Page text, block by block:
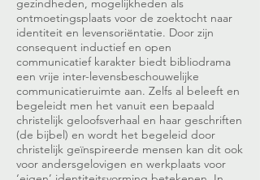
gezindheden, mogelijkheden als
ontmoetingsplaats voor de zoektocht naar
identiteit en levensoriëntatie. Door zijn
consequent inductief en open
communicatief karakter biedt bibliodrama
een vrije inter-levensbeschouwelijke
communicatieruimte aan. Zelfs al beleeft en
begeleidt men het vanuit een bepaald
christelijk geloofsverhaal en haar geschriften
(de bijbel) en wordt het begeleid door
christelijk geïnspireerde mensen kan dit ook
voor andersgelovigen en werkplaats voor